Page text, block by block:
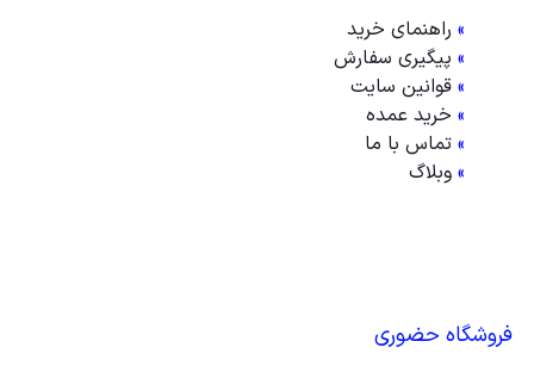
» راهنمای خرید
» پیگیری سفارش
» قوانین سایت
» خرید عمده
» تماس با ما
» وبلاگ
فروشگاه حضوری